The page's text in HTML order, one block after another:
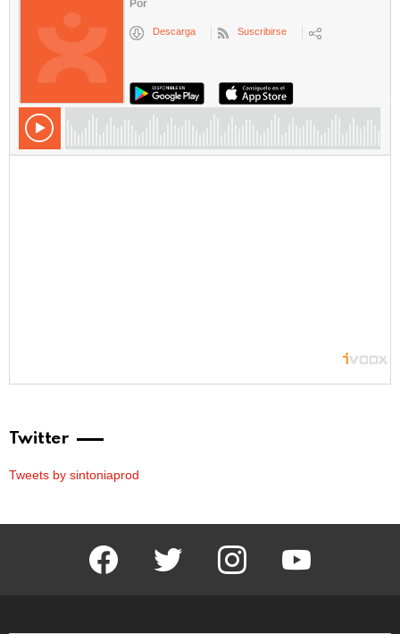
Twitter
Tweets by sintoniaprod
facebook twitter instagram